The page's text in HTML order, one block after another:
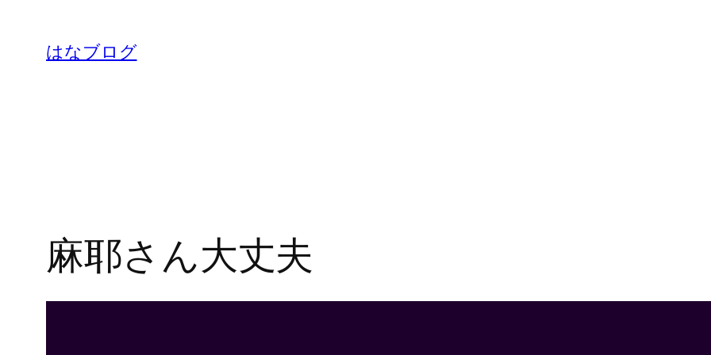
はなブログ
麻耶さん大丈夫